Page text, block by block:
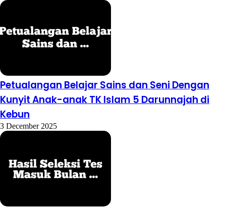
Petualangan Belajar Sains dan Seni Dengan
Kunyit Anak-anak TK Islam 5 Darunnajah di
Kebun
3 December 2025